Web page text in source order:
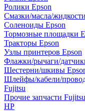
Ролики Epson
Смазки/масла/
Соленоиды Epson
Тормозные площадки
Тракторы Epson
Узлы принтеров Epson
Флажки/рычаги/
Шестерни/шкивы
Шлейфы/кабели/
Fujitsu
Прочие запчасти Fujitsu
HP